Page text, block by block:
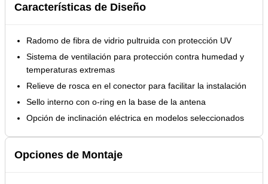
Características de Diseño
Radomo de fibra de vidrio pultruida con protección UV
Sistema de ventilación para protección contra humedad y
temperaturas extremas
Relieve de rosca en el conector para facilitar la instalación
Sello interno con o-ring en la base de la antena
Opción de inclinación eléctrica en modelos seleccionados
Opciones de Montaje